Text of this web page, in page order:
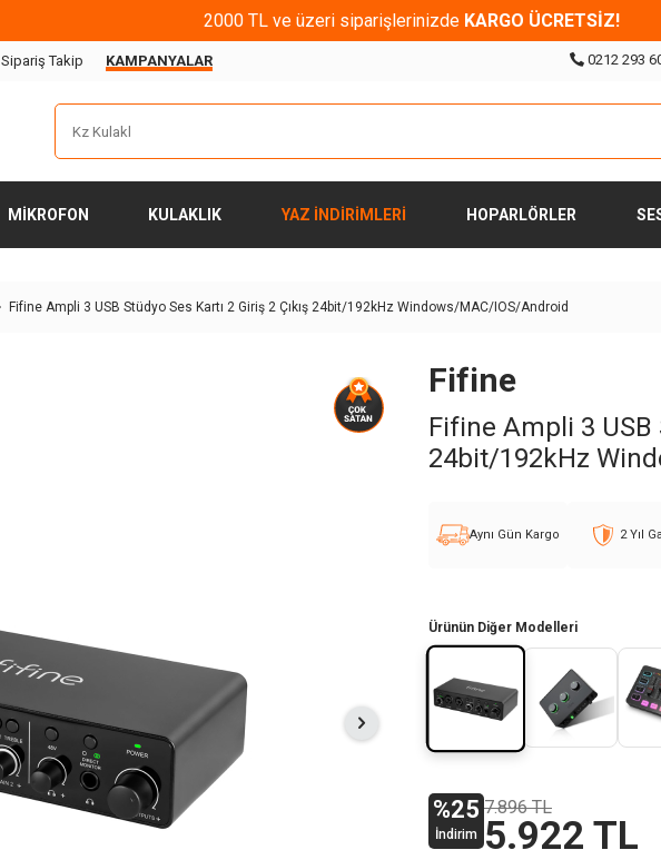
2000 TL ve üzeri siparişlerinizde KARGO ÜCRETSİZ!
Sipariş Takip KAMPANYALAR 0212 293
MIKROFON KULAKLIK YAZ İNDİRİMLERİ HOPARLÖRLER
Fifine Ampli 3 USB Stüdyo Ses Kartı 2 Giriş 2 Çıkış 24bit/192kHz Windows/MAC/IOS/Android
Fifine
Fifine Ampli 3 USB
24bit/192kHz
Aynı Gün Kargo 2 Yıl
Ürünün Diğer Modelleri
%25
İndirim
7.896TL
5.922 TL